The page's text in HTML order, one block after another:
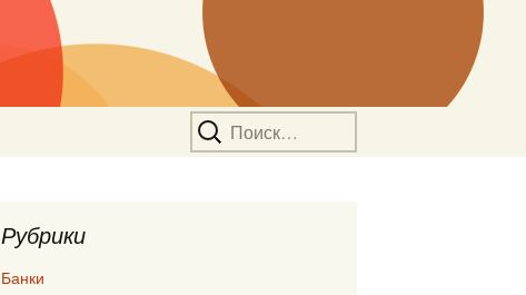
Найти:
Рубрики
Банки